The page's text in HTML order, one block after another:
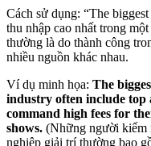
Cách sử dụng: “The
thu nhập cao nhất trong
thường là do thành công
nhiều nguồn khác nhau.
Ví dụ minh họa: The
industry often include top
command high fees for
shows. (Những người kiếm
nghiệp giải trí thường bao